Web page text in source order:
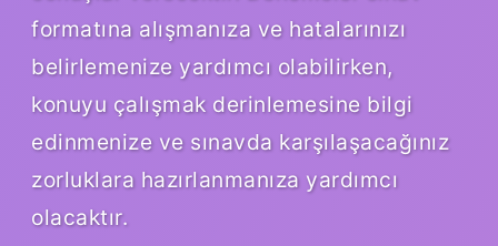
formatına alışmanıza ve hatalarınızı
belirlemenize yardımcı olabilirken,
konuyu çalışmak derinlemesine bilgi
edinmenize ve sınavda karşılaşacağınız
zorluklara hazırlanmanıza yardımcı
olacaktır.